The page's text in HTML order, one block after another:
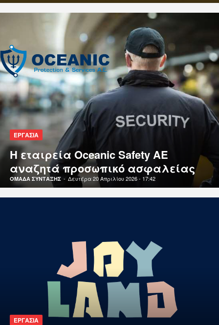
ΕΡΓΑΣΙΑ
Η εταιρεία Oceanic Safety AE
αναζητά προσωπικό ασφαλείας
ΟΜΑΔΑ ΣΥΝΤΑΞΗΣ - Δευτέρα 20 Απριλίου 2026 - 17:42
ΕΡΓΑΣΙΑ